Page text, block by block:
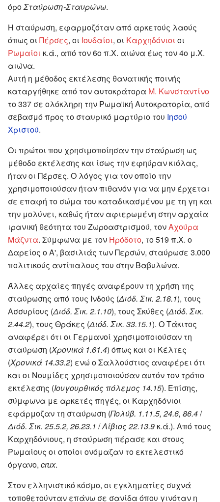
όροΣταύρωση-Σταυρώνω.
Η σταύρωση, εφαρμοζόταν από αρκετούς λαούς
όπως οι Πέρσες, οι Ιουδαίοι, οι Καρχηδόνιοι οι
Ρωμαίοι κ.ά., από τον 6ο π.Χ. αιώνα έως τον 4ο μ.Χ.
αιώνα.
Αυτή η μέθοδος εκτέλεσης θανατικής ποινής
καταργήθηκε από τον αυτοκράτορα Μ. Κωνσταντίνο
το 337 σε ολόκληρη την Ρωμαϊκή Αυτοκρατορία, από
σεβασμό προς το σταυρικό μαρτύριο του Ιησού
Χριστού.
Οι πρώτοι που χρησιμοποίησαν την σταύρωση ως
μέθοδο εκτέλεσης και ίσως την εφηύραν κιόλας,
ήταν οι Πέρσες. Ο λόγος για τον οποίο την
χρησιμοποιούσαν ήταν πιθανόν για να μην έρχεται
σε επαφή το σώμα του καταδικασμένου με τη γη και
την μολύνει, καθώς ήταν αφιερωμένη στην αρχαία
ιρανική θεότητα του Ζωροαστρισμού, τονΑχούρα
Μάζντα. Σύμφωνα με τον Ηρόδοτο, το 519 π.X. ο
Δαρείος ο Α', βασιλιάς των Περσών, σταύρωσε 3.000
πολιτικούς αντίπαλους του στην Βαβυλώνα.
Άλλες αρχαίες πηγές αναφέρουν τη χρήση της
σταύρωσης από τους Ινδούς (Διόδ. Σικ. 2.18.1), τους
Ασσυρίους (Διόδ. Σικ. 2.1.10), τους Σκύθες (Διόδ. Σικ.
2.44.2), τους Θράκες (Διόδ. Σικ. 33.15.1). Ο Τάκιτος
αναφέρει ότι οι Γερμανοί χρησιμοποιούσαν τη
σταύρωση (Χρονικά 1.61.4) όπως και οι Κέλτες
(Χρονικά 14.33.2) ενώ ο Σαλλούστιος αναφέρει ότι
και οι Νουμίδες χρησιμοποιούσαν αυτόν τον τρόπο
εκτέλεσης (Ιουγουρθικός πόλεμος 14.15). Επίσης,
σύμφωνα με αρκετές πηγές, οι Καρχηδόνιοι
εφάρμοζαν τη σταύρωση (Πολύβ. 1.11.5, 24.6, 86.4/
Διόδ. Σικ. 25.5.2, 26.23.1 /Λίβιος 22.13.9 κ.ά.). Από τους
Καρχηδόνιους, η σταύρωση πέρασε και στους
Ρωμαίους οι οποίοι ονόμαζαν το εκτελεστικό
όργανο, crux.
Στον ελληνιστικό κόσμο, οι εγκληματίες συχνά
τοποθετούνταν επάνω σε σανίδα όπου γινόταν η